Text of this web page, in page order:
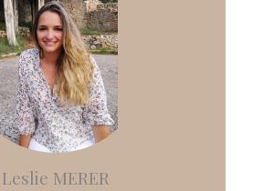
Leslie MERER